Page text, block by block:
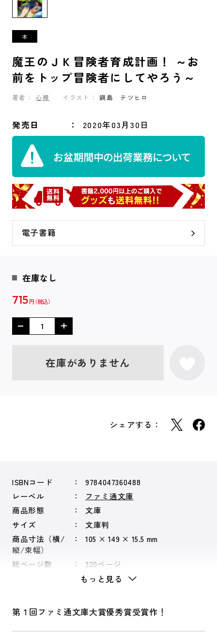
魔王のＪＫ冒険者育成計画！ ～お
前をトップ冒険者にしてやろう～
著者： 心裡 イラスト： 鍋島 テツヒロ
発売日 2020年03月30日
電子書籍
在庫なし
715 円
在庫がありません
シェアする：
ISBNコード
9784047360488
レーベル
ファミ通文庫
商品形態
文庫
サイズ
文庫判
商品寸法（横/
縦/束幅）
105 × 149 × 15.5 mm
総ページ数 320ページ
もっと見る
第１回ファミ通文庫大賞優秀賞受賞作！